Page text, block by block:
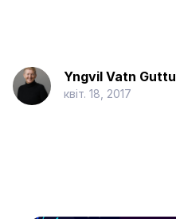
Yngvil Vatn Guttu
квіт. 18, 2017